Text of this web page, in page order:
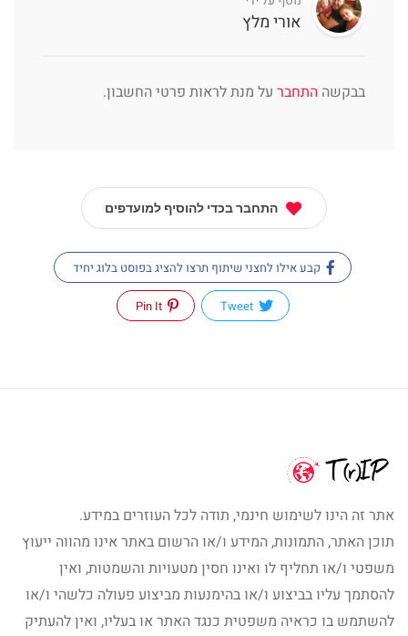
אורי מלץ
בבקשה התחבר על מנת לראות פרטי החשבון.
התחבר בכדי להוסיף למועדפים
קבע אילו לחצני שיתוף תרצו להציג בפוסט בלוג יחיד
Tweet
Pin It
אתר זה הינו לשימוש חינמי, תודה לכל העוזרים במידע.
תוכן האתר, התמונות, המידע ו/או הרשום באתר אינו מהווה ייעוץ
משפטי ו/או תחליף לו ואינו חסין מטעויות והשמטות, ואין
להסתמך עליו בביצוע ו/או בהימנעות מביצוע פעולה כלשהי ו/או
להשתמש בו כראיה משפטית כנגד האתר או בעליו, ואין להעתיק